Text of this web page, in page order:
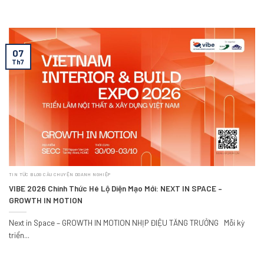
TIN TỨC BLOG CÂU CHUYỆN DOANH NGHIỆP
VIBE 2026 Chính Thức Hé Lộ Diện Mạo Mới: NEXT IN SPACE –
GROWTH IN MOTION
Next in Space – GROWTH IN MOTION NHỊP ĐIỆU TĂNG TRƯỞNG Mỗi kỳ
triển...
07
Th7